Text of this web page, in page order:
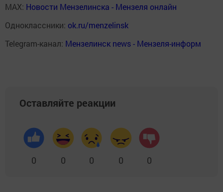
MAX: Новости Мензелинска - Мензеля онлайн
Одноклассники: ok.ru/menzelinsk
Telegram-канал: Мензелинск news - Мензеля-информ
Оставляйте реакции
0 0 0 0 0